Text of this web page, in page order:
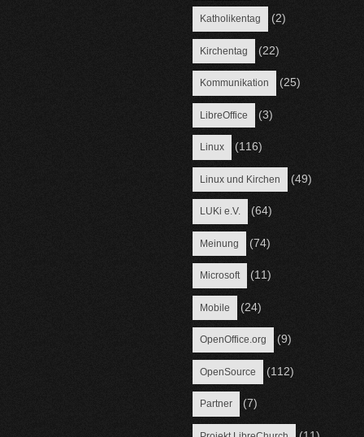
Katholikentag (2)
Kirchentag (22)
Kommunikation (25)
LibreOffice (3)
Linux (116)
Linux und Kirchen (49)
LUKi e.V. (64)
Meinung (74)
Microsoft (11)
Mobile (24)
OpenOffice.org (9)
OpenSource (112)
Partner (7)